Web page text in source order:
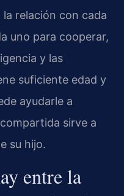
relación con cada
uno para cooperar,
y las
suficiente edad y
ayudarle a
sirve a
su hijo.
entre la